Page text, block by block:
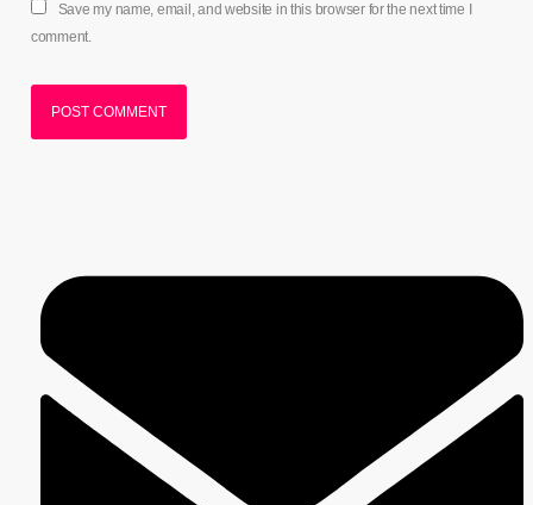
Save my name, email, and website in this browser for the next time I
comment.